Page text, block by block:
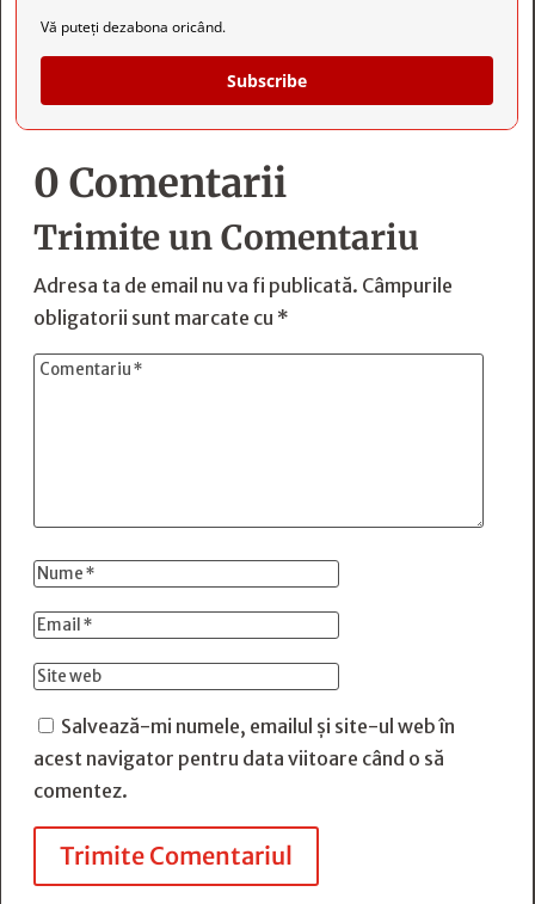
Vă puteți dezabona oricând.
Subscribe
0 Comentarii
Trimite un Comentariu
Adresa ta de email nu va fi publicată. Câmpurile
obligatorii sunt marcate cu *
Salvează-mi numele, emailul și site-ul web în
acest navigator pentru data viitoare când o să
comentez.
Trimite Comentariul